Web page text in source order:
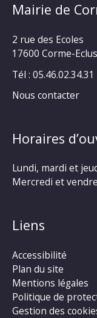
Mairie de
2 rue des Ecoles
17600 Corme-
Tél : 05.46.02.34.31
Nous contacter
Horaires
Lundi, mardi et
Mercredi et
Liens
Accessibilité
Plan du site
Mentions légales
Politique de
Gestion des